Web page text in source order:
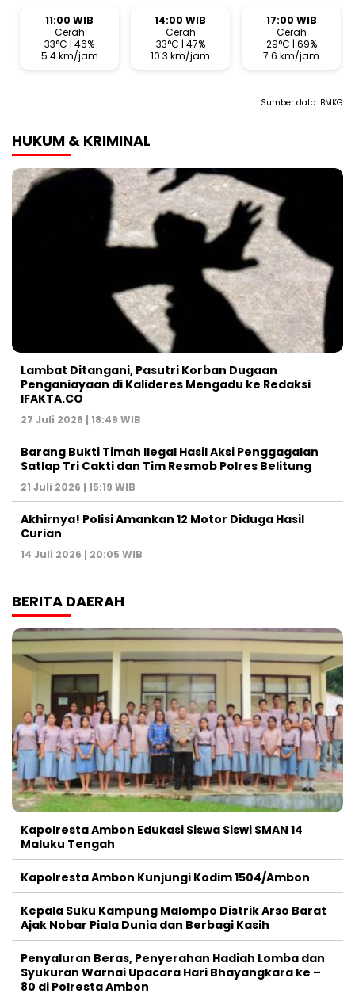
11:00 WIB
Cerah
33°C | 46%
5.4 km/jam
14:00 WIB
Cerah
33°C | 47%
10.3 km/jam
17:00 WIB
Cerah
29°C | 69%
7.6 km/jam
Sumber data: BMKG
HUKUM & KRIMINAL
Lambat Ditangani, Pasutri Korban Dugaan
Penganiayaan di Kalideres Mengadu ke Redaksi
IFAKTA.CO
27 Juli 2026 | 18:49 WIB
Barang Bukti Timah Ilegal Hasil Aksi Penggagalan
Satlap Tri Cakti dan Tim Resmob Polres Belitung
21 Juli 2026 | 15:19 WIB
Akhirnya! Polisi Amankan 12 Motor Diduga Hasil
Curian
14 Juli 2026 | 20:05 WIB
BERITA DAERAH
Kapolresta Ambon Edukasi Siswa Siswi SMAN 14
Maluku Tengah
Kapolresta Ambon Kunjungi Kodim 1504/Ambon
Kepala Suku Kampung Malompo Distrik Arso Barat
Ajak Nobar Piala Dunia dan Berbagi Kasih
Penyaluran Beras, Penyerahan Hadiah Lomba dan
Syukuran Warnai Upacara Hari Bhayangkara ke –
80 di Polresta Ambon